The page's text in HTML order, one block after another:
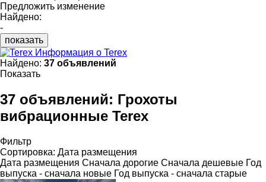
Предложить изменение
Найдено:
-
показать
Информация о Terex
Найдено: 37 объявлений
Показать
37 объявлений: Грохоты
вибрационные Terex
Фильтр
Сортировка: Дата размещения
Дата размещения Сначала дорогие Сначала дешевые Год
выпуска - сначала новые Год выпуска - сначала старые